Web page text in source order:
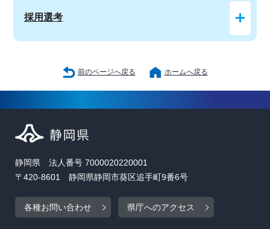
採用選考
前のページへ戻る ホームへ戻る
静岡県 法人番号 7000020220001
〒420-8601 静岡県静岡市葵区追手町9番6号
各種お問い合わせ 県庁へのアクセス